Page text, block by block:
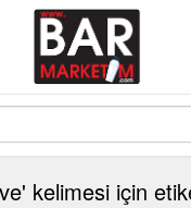
kelimesi için